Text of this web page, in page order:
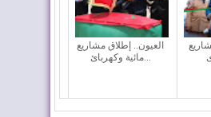
العيون.. إطلاق مشاريع
مائية وكهربائ...